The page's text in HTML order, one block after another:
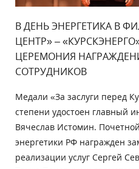
В ДЕНЬ ЭНЕРГЕТИКА В
ЦЕНТР» –
ЦЕРЕМОНИЯ
СОТРУДНИКОВ
Медали «За заслуги перед
степени удостоен главный
Вячеслав Истомин.
энергетики РФ награжден
реализации услуг Сергей